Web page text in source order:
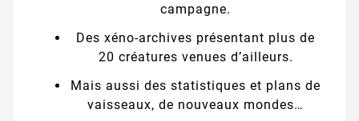
campagne.
Des xéno-archives présentant plus de
20 créatures venues d’ailleurs.
Mais aussi des statistiques et plans de
vaisseaux, de nouveaux mondes…